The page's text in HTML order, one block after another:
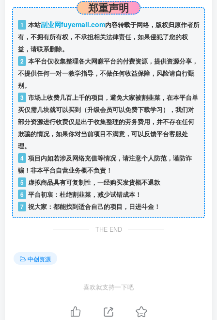
郑重声明
1 本站副业网fuyemall.com内容转载于网络，版权归原作者所
有，不拥有所有权，不承担相关法律责任，如果侵犯了您的权
益，请联系删除。
2 本平台仅收集整理各大网赚平台的付费资源，提供资源分享，
不提供任何一对一教学指导，不做任何收益保障，风险请自行甄
别。
3 市场上收费几百上千的项目，避免大家被割韭菜，在本平台单
买仅需几块就可以买到（升级会员可以免费下载学习），我们对
部分资源进行收费仅是出于收集整理的劳务费用，并不存在任何
欺骗的情况，如果你对当前项目不满意，可以反馈平台客服处
理。
4 项目内如若涉及网络充值等情况，请注意个人防范，谨防诈
骗！非本平台自营业务概不负责！
5
虚拟商品具有可复制性，一经购买发货概不退款
6 平台初衷：杜绝割韭菜，减少试错成本！
7 祝大家：都能找到适合自己的项目，日进斗金！
THE END
中创资源
喜欢就支持一下吧